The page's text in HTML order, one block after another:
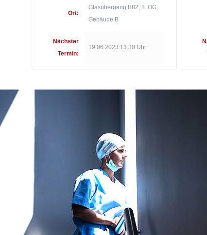
Ort:
Glasübergang B82, 8. OG,
Gebäude B
Nächster
Termin:
19.06.2023 13:30 Uhr